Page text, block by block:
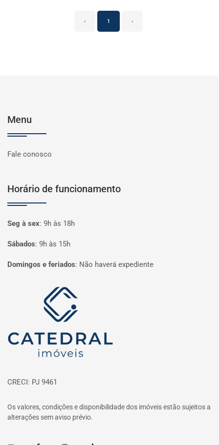
‹ 1 ›
Menu
Fale conosco
Horário de funcionamento
Seg à sex: 9h às 18h
Sábados: 9h às 15h
Domingos e feriados: Não haverá expediente
Página inicial
CRECI: PJ 9461
Os valores, condições e disponibilidade dos imóveis estão sujeitos a
alterações sem aviso prévio.